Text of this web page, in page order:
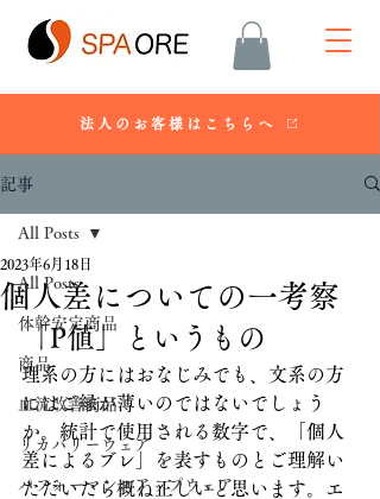
法人のお客様はこちらへ
記事
All Posts
体幹安定商品
商品
血流改善商品
リカバリーウェア
パフォーマンスアップウェア
All Posts
個人差についての一考察
2023年6月18日
「P値」というもの
理系の方にはおなじみでも、文系の方
にはご縁が薄いのではないでしょう
か。統計で使用される数字で、「個人
差によるブレ」を表すものとご理解い
ただいたら概ね正しいと思います。エ